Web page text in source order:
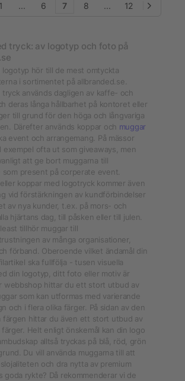
1 ... 6 7 8 ... 12
tryck: av logotyp och foto på
logotyp hör till de mest omtyckta
i sortimentet på allbranded.se.
tryck används dagligen av kaffe- och
deras långa hållbarhet på kontoret eller
till grund för den höga och långvariga
Därefter används koppar och muggar
event och arrangemang. På mässor
exempel ofta ut som giveaways, men
att ge bort muggarna till
som present på corperate event.
koppar med logotryck kommer även
vid förstärkningen av kundförbindelser
av nya kunder, t.ex. på mors- och
hjärtans dag, till påsken eller till julen.
tillhör muggar till
av många organisationer,
förband. Oberoende vilket ändamål din
ska fullfölja - tusen visuella
din logotyp, ditt foto eller motiv är
webbshop hittar du ett stort utbud av
som kan utformas med varierande
och i flera olika färger. På sidan av den
färgen hittar du även ett stort utbud av
färger. Helt enligt önskemål kan din logo
alltså tryckas på blå, röd, grön
Du vill använda muggarna till att
och dra nytta av premium
goda rykte? Då rekommenderar vi de